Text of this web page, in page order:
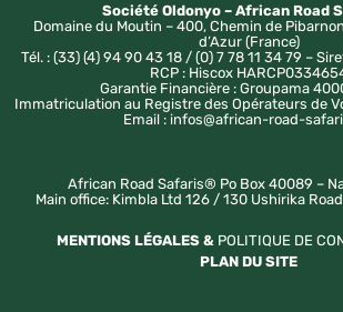
Société Oldonyo – African Road
Domaine du Moutin – 400, Chemin de
d’Azur (France)
Tél. : (33) (4) 94 90 43 18 / (0) 7 78 11 34 79 –
RCP : Hiscox
Garantie Financière : Groupama
Immatriculation au Registre des Opérateurs de
Email : infos@african-road-
African Road Safaris® Po Box 40089 –
Main office: Kimbla Ltd 126 / 130 Ushirika
MENTIONS LÉGALES & POLITIQUE DE
PLAN DU SITE